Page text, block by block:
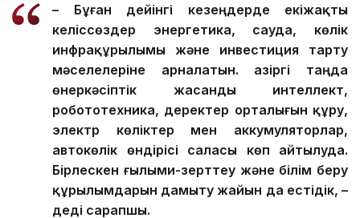
– Бұған дейінгі кезеңдерде екіжақты
келіссөздер энергетика, сауда, көлік
инфрақұрылымы және инвестиция тарту
мәселелеріне арналатын. Қазіргі таңда
өнеркәсіптік жасанды интеллект,
робототехника, деректер орталығын құру,
электр көліктер мен аккумуляторлар,
автокөлік өндірісі саласы көп айтылуда.
Бірлескен ғылыми-зерттеу және білім беру
құрылымдарын дамыту жайын да естідік, –
деді сарапшы.